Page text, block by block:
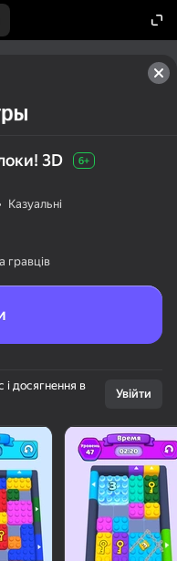
3D 6+
Казуальні
гравців
і досягнення в
Увійти